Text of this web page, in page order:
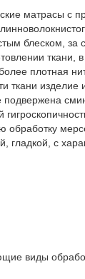
матрасы с
блеском, за
ткани,
плотная
ткани
обработку
гладкой, с
виды